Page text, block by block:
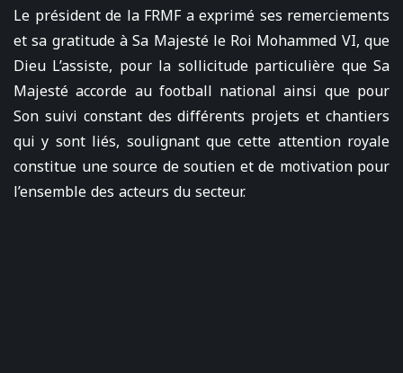
Le président de la FRMF a exprimé ses remerciements
et sa gratitude à Sa Majesté le Roi Mohammed VI, que
Dieu L’assiste, pour la sollicitude particulière que Sa
Majesté accorde au football national ainsi que pour
Son suivi constant des différents projets et chantiers
qui y sont liés, soulignant que cette attention royale
constitue une source de soutien et de motivation pour
l’ensemble des acteurs du secteur.